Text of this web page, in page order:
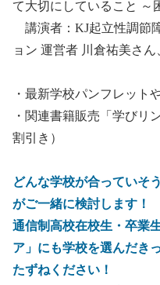
て大切にしていること ～
講演者：KJ起立性調節
ョン 運営者 川倉祐美さ
・最新学校パンフレット
・関連書籍販売「学びリ
割引き）
どんな学校が合っていそ
がご一緒に検討します！
通信制高校在校生・卒業
ア」にも学校を選んだき
たずねください！